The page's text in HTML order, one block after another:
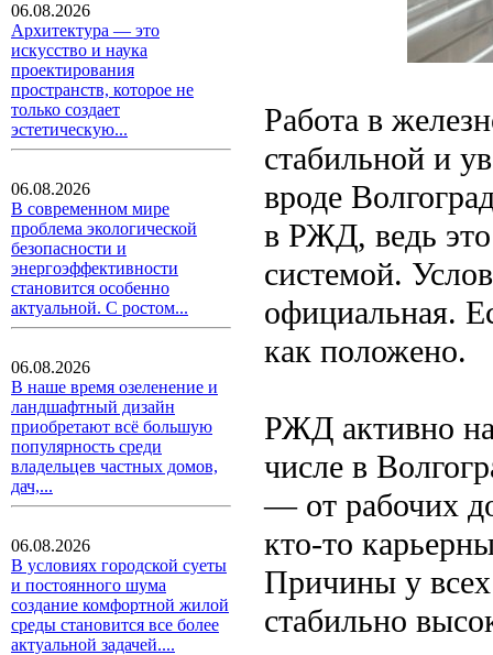
06.08.2026
Архитектура — это
искусство и наука
проектирования
пространств, которое не
только создает
эстетическую...
06.08.2026
В современном мире
проблема экологической
безопасности и
энергоэффективности
становится особенно
актуальной. С ростом...
06.08.2026
В наше время озеленение и
ландшафтный дизайн
приобретают всё большую
популярность среди
владельцев частных домов,
дач,...
06.08.2026
В условиях городской суеты
и постоянного шума
создание комфортной жилой
среды становится все более
актуальной задачей....
Работа в
стабильной и
вроде
в РЖД, ведь это
системой.
официальная.
как положено.
РЖД активно
числе в
— от рабочих
кто-то
Причины у
стабильно